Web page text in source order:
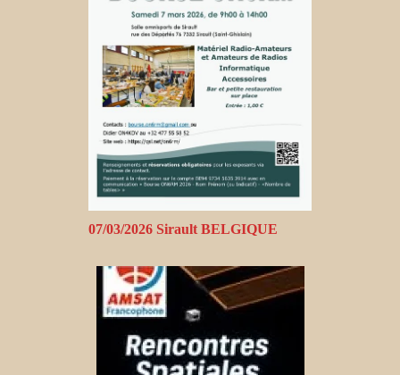
07/03/2026 Sirault BELGIQUE